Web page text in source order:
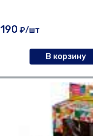
190 ₽/шт
В корзину